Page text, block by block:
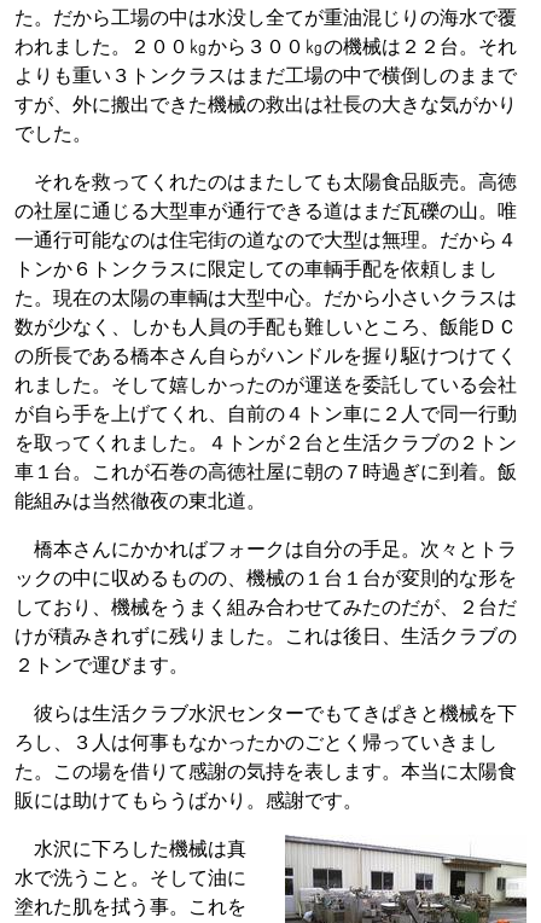
た。だから工場の中は水没し全てが重油混じりの海水で覆
われました。２００㎏から３００㎏の機械は２２台。それ
よりも重い３トンクラスはまだ工場の中で横倒しのままで
すが、外に搬出できた機械の救出は社長の大きな気がかり
でした。
それを救ってくれたのはまたしても太陽食品販売。高徳
の社屋に通じる大型車が通行できる道はまだ瓦礫の山。唯
一通行可能なのは住宅街の道なので大型は無理。だから４
トンか６トンクラスに限定しての車輌手配を依頼しまし
た。現在の太陽の車輌は大型中心。だから小さいクラスは
数が少なく、しかも人員の手配も難しいところ、飯能ＤＣ
の所長である橋本さん自らがハンドルを握り駆けつけてく
れました。そして嬉しかったのが運送を委託している会社
が自ら手を上げてくれ、自前の４トン車に２人で同一行動
を取ってくれました。４トンが２台と生活クラブの２トン
車１台。これが石巻の高徳社屋に朝の７時過ぎに到着。飯
能組みは当然徹夜の東北道。
橋本さんにかかればフォークは自分の手足。次々とトラ
ックの中に収めるものの、機械の１台１台が変則的な形を
しており、機械をうまく組み合わせてみたのだが、２台だ
けが積みきれずに残りました。これは後日、生活クラブの
２トンで運びます。
彼らは生活クラブ水沢センターでもてきぱきと機械を下
ろし、３人は何事もなかったかのごとく帰っていきまし
た。この場を借りて感謝の気持を表します。本当に太陽食
販には助けてもらうばかり。感謝です。
水沢に下ろした機械は真
水で洗うこと。そして油に
塗れた肌を拭う事。これを